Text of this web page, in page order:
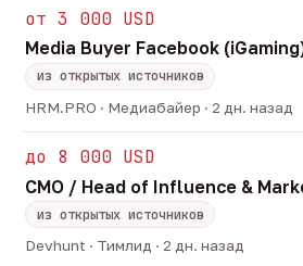
от 3 000 USD
Media Buyer Facebook
из открытых источников
HRM.PRO · Медиабайер · 2 дн. назад
до 8 000 USD
CMO / Head of Influence &
из открытых источников
Devhunt · Тимлид · 2 дн. назад